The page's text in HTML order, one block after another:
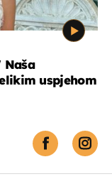
uspjehom